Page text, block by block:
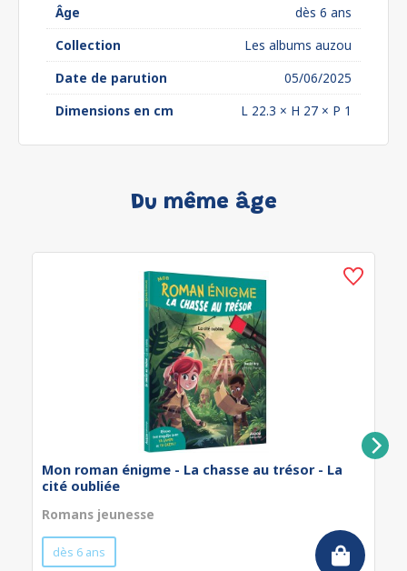
Âge
dès 6 ans
Collection
Les albums auzou
Date de parution
05/06/2025
Dimensions en cm
L 22.3 × H 27 × P 1
Du même âge
Mon roman énigme - La chasse au trésor - La
cité oubliée
Romans jeunesse
dès 6 ans